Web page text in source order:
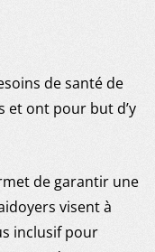
de santé de
et ont pour but d’y
de garantir une
visent à
inclusif pour